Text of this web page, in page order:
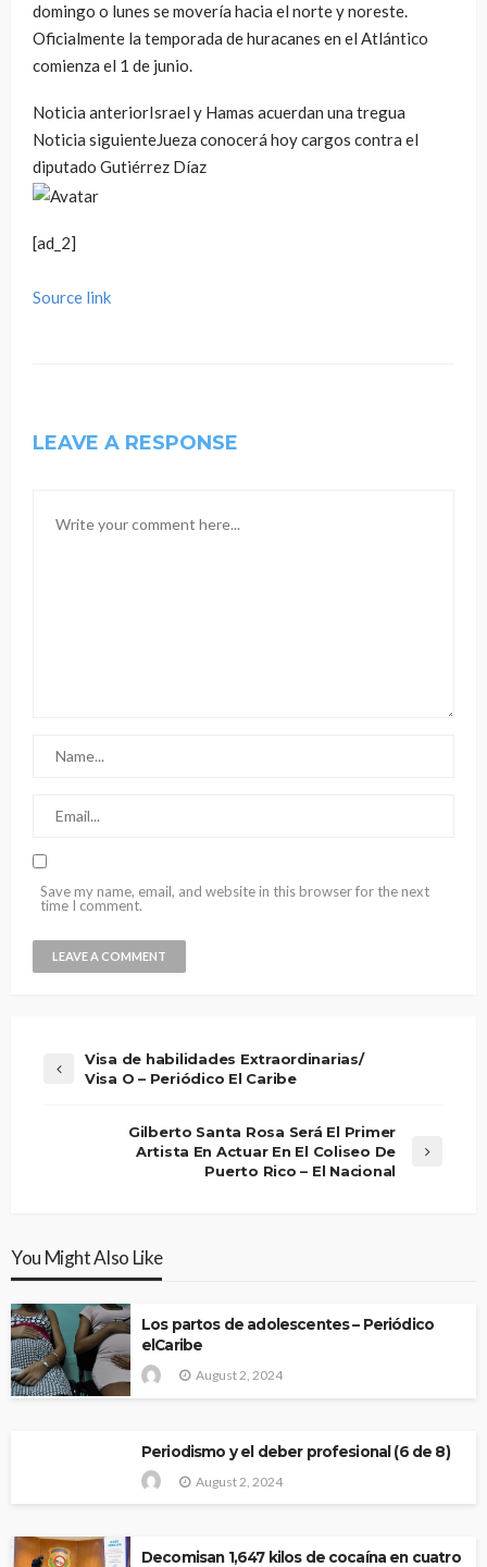
domingo o lunes se movería hacia el norte y noreste.
Oficialmente la temporada de huracanes en el Atlántico
comienza el 1 de junio.
Noticia anteriorIsrael y Hamas acuerdan una tregua
Noticia siguienteJueza conocerá hoy cargos contra el
diputado Gutiérrez Díaz
[ad_2]
Source link
LEAVE A RESPONSE
Save my name, email, and website in this browser for the next
time I comment.
Visa de habilidades Extraordinarias/
Visa O – Periódico El Caribe
Gilberto Santa Rosa Será El Primer
Artista En Actuar En El Coliseo De
Puerto Rico – El Nacional
You Might Also Like
Los partos de adolescentes – Periódico
elCaribe
August 2, 2024
Periodismo y el deber profesional (6 de 8)
August 2, 2024
Decomisan 1,647 kilos de cocaína en cuatro